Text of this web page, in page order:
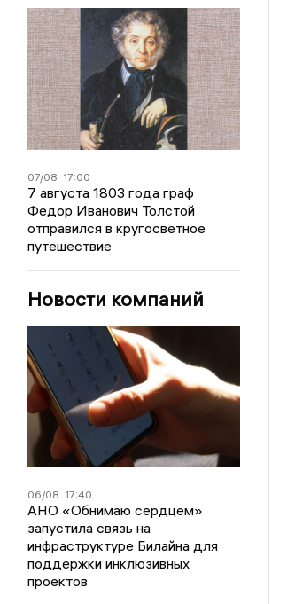
07/08 17:00
7 августа 1803 года граф
Федор Иванович Толстой
отправился в кругосветное
путешествие
Новости компаний
06/08 17:40
АНО «Обнимаю сердцем»
запустила связь на
инфраструктуре Билайна для
поддержки инклюзивных
проектов